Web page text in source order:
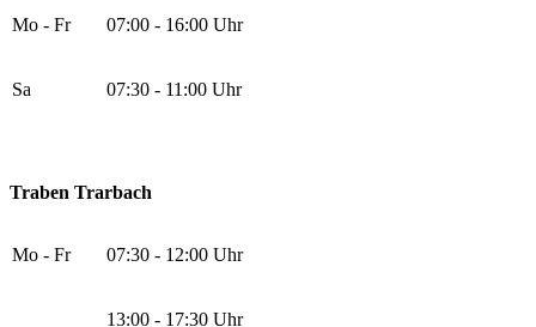
Mo - Fr 07:00 - 16:00 Uhr
Sa 07:30 - 11:00 Uhr
Traben Trarbach
Mo - Fr 07:30 - 12:00 Uhr
13:00 - 17:30 Uhr